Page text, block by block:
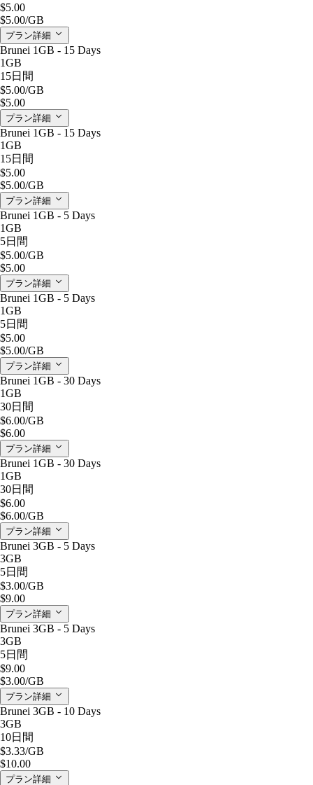
$5.00
$5.00/GB
プラン詳細
Brunei 1GB - 15 Days
1GB
15日間
$5.00/GB
$5.00
プラン詳細
Brunei 1GB - 15 Days
1GB
15日間
$5.00
$5.00/GB
プラン詳細
Brunei 1GB - 5 Days
1GB
5日間
$5.00/GB
$5.00
プラン詳細
Brunei 1GB - 5 Days
1GB
5日間
$5.00
$5.00/GB
プラン詳細
Brunei 1GB - 30 Days
1GB
30日間
$6.00/GB
$6.00
プラン詳細
Brunei 1GB - 30 Days
1GB
30日間
$6.00
$6.00/GB
プラン詳細
Brunei 3GB - 5 Days
3GB
5日間
$3.00/GB
$9.00
プラン詳細
Brunei 3GB - 5 Days
3GB
5日間
$9.00
$3.00/GB
プラン詳細
Brunei 3GB - 10 Days
3GB
10日間
$3.33/GB
$10.00
プラン詳細